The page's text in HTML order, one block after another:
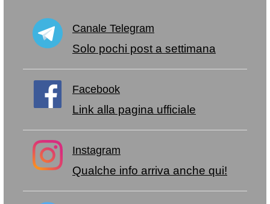
Canale Telegram
Solo pochi post a settimana
Facebook
Link alla pagina ufficiale
Instagram
Qualche info arriva anche qui!